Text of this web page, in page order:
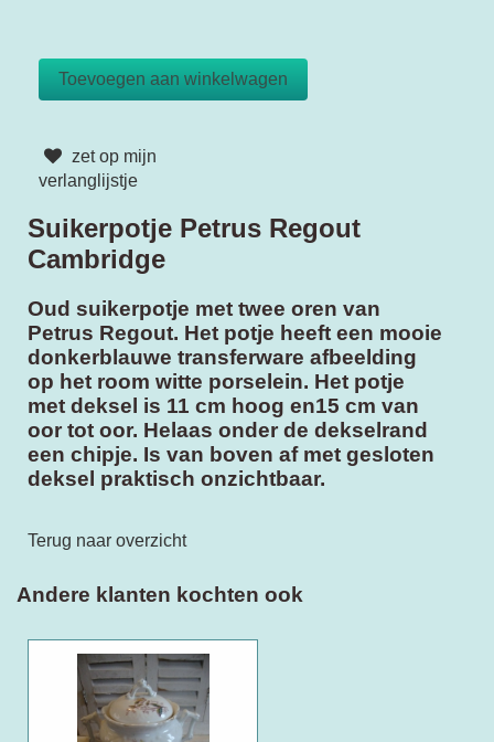
zet op mijn
verlanglijstje
Suikerpotje Petrus Regout
Cambridge
Oud suikerpotje met twee oren van
Petrus Regout. Het potje heeft een mooie
donkerblauwe transferware afbeelding
op het room witte porselein. Het potje
met deksel is 11 cm hoog en15 cm van
oor tot oor. Helaas onder de dekselrand
een chipje. Is van boven af met gesloten
deksel praktisch onzichtbaar.
Terug naar overzicht
Andere klanten kochten ook